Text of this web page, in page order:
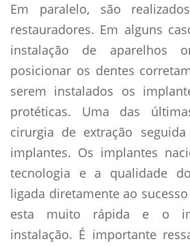
Em paralelo, são
restauradores. Em alguns
instalação de aparelhos
posicionar os dentes
serem instalados os
protéticas. Uma das
cirurgia de extração
implantes. Os implantes
tecnologia e a qualidade
ligada diretamente ao
esta muito rápida e o
instalação. É importante